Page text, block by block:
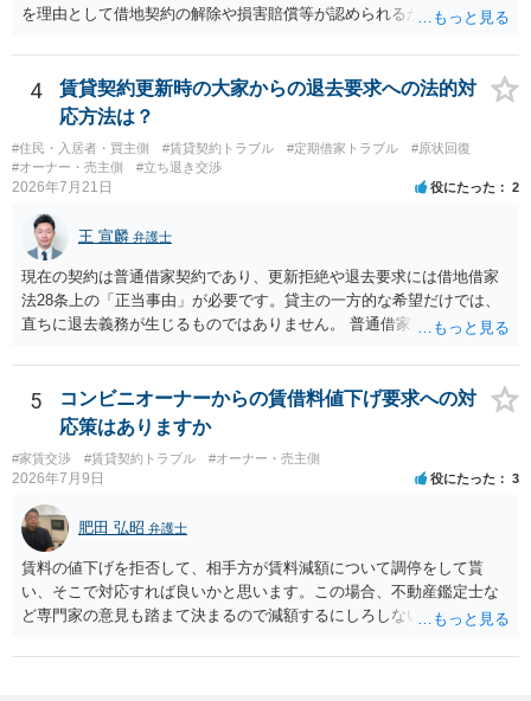
を理由として借地契約の解除や損害賠償等が認められるかどうかが問
の建物を住居用に限定する（事業に使用しない）特約があると評価で
きるかどうかが重要でしょう（借地契約締結後に賃借人が建物を店舗
に改装したという事案で、住居に限定する特約までは存在しなかった
として契約解除を認めなかった裁判例があります）。契約条項の記載
や解釈の問題になりますので、弁護士へ直接相談されることをお勧め
します。
4
賃貸契約更新時の大家からの退去要求への法的対
応方法は？
#住民・入居者・買主側 #賃貸契約トラブル #定期借家トラブル
#原状回復
#オーナー・売主側
#立ち退き交渉
2026年7月21日 役にたった 2
王 宣麟 弁護士
現在の契約は普通借家契約であり、更新拒絶や退去要求には借地借家
法28条上の「正当事由」が必要です。貸主の一方的な希望だけでは、
直ちに退去義務が生じるものではありません。 普通借家契約から定期
新たな定期借家契約を締結する形になりますが、これは任意の合意が
前提であり、借主が同意しなければ成立しません。 12年間の居住実
績、子どもの学校や地域とのつながり、転居費用の準備が困難な事情
などは、借主側の強い居住継続の必要性として正当事由判断において
重視される要素ですので、貸主側にかなり具体的な事情と立退料など
がない限り、更新拒絶が認められるハードルは一般的に高いと考えら
れます。 建物が未登記であること自体は、賃貸借契約の有効性を直ち
に否定するものではなく、引渡しがされていれば賃貸借の効力は原則
有効とされています。 今後の交渉では、①現在は普通借家契約が継続
しており定期借家への変更に合意していないこと、②貸主側の事情
（誰が所有者で誰が実際に住む予定か等）を具体的に書面で説明して
ほしいこと、③自分たちの居住継続の必要性を丁寧に伝えること、を
基本方針としたうえで、仮に一定時期の退去を検討する場合には、立
5
コンビニオーナーからの賃借料値下げ要求への対
応策はありますか
#家賃交渉 #賃貸契約トラブル #オーナー・売主側
2026年7月9日 役にたった 3
肥田 弘昭 弁護士
賃料の値下げを拒否して、相手方が賃料減額について調停をして貰
い、そこで対応すれば良いかと思います。この場合、不動産鑑定士な
ど専門家の意見も踏まて決まるので減額するにしろしないにしろ公平
否すればよいだけです。ご参考にしてください。